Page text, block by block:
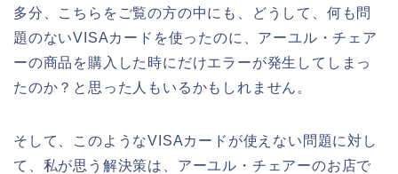
多分、こちらをご覧の方の中にも、どうして、何も問
題のないVISAカードを使ったのに、アーユル・チェア
ーの商品を購入した時にだけエラーが発生してしまっ
たのか？と思った人もいるかもしれません。
そして、このようなVISAカードが使えない問題に対し
て、私が思う解決策は、アーユル・チェアーのお店で